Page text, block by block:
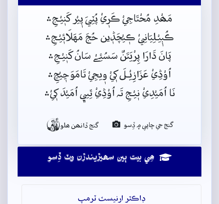
مَھْدِ مُحْتَاجِيْ ڪَرٖيْ پُٽِيَ پٖيْر کَنٖيْـجِ﮶
ڪُٻٖيْـلِيَانِيْ ڪٖيْچَڎٖين حُجَ مَهَلَائٖيْـجِ﮶
پَانَ ڌَارَا پِرْيَتَنٌ سَسُئِےْ سَانُ کَنٖيْـجِ﮶
اُوْڎِيْ عَزَازِيْـلَ کٖيْ وٖيجِيْ تَامَوَڃٖيْڃِ﮶
نَا اُمَيْدِيْ نٖيْـجِ تَہ اُوْڎِيْ ٿِيي﮼ اُمَيْدَ کٖيْ﮶
گنج جي ڇاپي ۾ ڏِسو گنج ڏانھن ھلو
ھِي بيت ٻين سھيڙيندڙن وٽ ڏِسو
ڊاڪٽر ارنيسٽ ٽرمپ